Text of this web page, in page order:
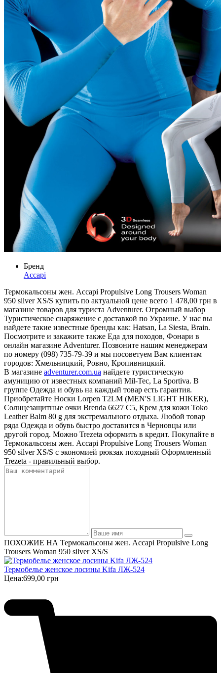
Бренд
Accapi
Термокальсоны жен. Accapi Propulsive Long Trousers Woman
950 silver XS/S купить по актуальной цене всего 1 478,00 грн в
магазине товаров для туриста Adventurer. Огромный выбор
Туристическое снаряжение с доставкой по Украине. У нас вы
найдете такие известные бренды как: Hatsan, La Siesta, Brain.
Посмотрите и закажите также Еда для походов, Фонари в
онлайн магазине Adventurer. Позвоните нашим менеджерам
по номеру (098) 735-79-39 и мы посоветуем Вам клиентам
городов: Хмельницкий, Ровно, Кропивницкий.
В магазине adventurer.com.ua найдете туристическую
амуницию от известных компаний Mil-Tec, La Sportiva. В
группе Одежда и обувь на каждый товар есть гарантия.
Приобретайте Носки Lorpen T2LM (MEN'S LIGHT HIKER),
Солнцезащитные очки Brenda 6627 C5, Крем для кожи Toko
Leather Balm 80 g для экстремального отдыха. Любой товар
ряда Одежда и обувь быстро доставится в Черновцы или
другой город. Можно Trezeta оформить в кредит. Покупайте в
Термокальсоны жен. Accapi Propulsive Long Trousers Woman
950 silver XS/S с экономией рюкзак походный Оформленный
Trezeta - правильный выбор.
ПОХОЖИЕ НА Термокальсоны жен. Accapi Propulsive Long
Trousers Woman 950 silver XS/S
Термобелье женское лосины Kifa ЛЖ-524
Цена:699,00 грн